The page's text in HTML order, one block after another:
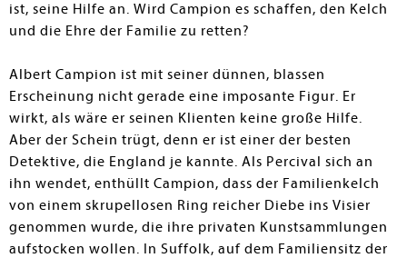
ist, seine Hilfe an. Wird Campion es schaffen, den Kelch
und die Ehre der Familie zu retten?
Albert Campion ist mit seiner dünnen, blassen
Erscheinung nicht gerade eine imposante Figur. Er
wirkt, als wäre er seinen Klienten keine große Hilfe.
Aber der Schein trügt, denn er ist einer der besten
Detektive, die England je kannte. Als Percival sich an
ihn wendet, enthüllt Campion, dass der Familienkelch
von einem skrupellosen Ring reicher Diebe ins Visier
genommen wurde, die ihre privaten Kunstsammlungen
aufstocken wollen. In Suffolk, auf dem Familiensitz der